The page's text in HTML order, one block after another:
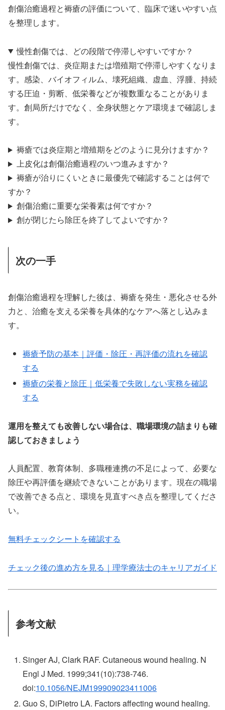
創傷治癒過程と褥瘡の評価について、臨床で迷いやすい点
を整理します。
慢性創傷では、どの段階で停滞しやすいですか？
慢性創傷では、炎症期または増殖期で停滞しやすくなりま
す。感染、バイオフィルム、壊死組織、虚血、浮腫、持続
する圧迫・剪断、低栄養などが複数重なることがありま
す。創局所だけでなく、全身状態とケア環境まで確認しま
す。
褥瘡では炎症期と増殖期をどのように見分けますか？
上皮化は創傷治癒過程のいつ進みますか？
褥瘡が治りにくいときに最優先で確認することは何で
すか？
創傷治癒に重要な栄養素は何ですか？
創が閉じたら除圧を終了してよいですか？
次の一手
創傷治癒過程を理解した後は、褥瘡を発生・悪化させる外
力と、治癒を支える栄養を具体的なケアへ落とし込みま
す。
褥瘡予防の基本｜評価・除圧・再評価の流れを確認
する
褥瘡の栄養と除圧｜低栄養で失敗しない実務を確認
する
運用を整えても改善しない場合は、職場環境の詰まりも確
認しておきましょう
人員配置、教育体制、多職種連携の不足によって、必要な
除圧や再評価を継続できないことがあります。現在の職場
で改善できる点と、環境を見直すべき点を整理してくださ
い。
無料チェックシートを確認する
チェック後の進め方を見る｜理学療法士のキャリアガイド
参考文献
Singer AJ, Clark RAF. Cutaneous wound healing. N
Engl J Med. 1999;341(10):738-746.
doi:10.1056/NEJM199909023411006
Guo S, DiPietro LA. Factors affecting wound healing.